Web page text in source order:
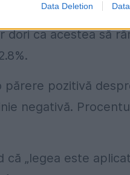
Data Deletion
o creștere a
dori ca acestea să
părere pozitivă
negativă.
că „legea este